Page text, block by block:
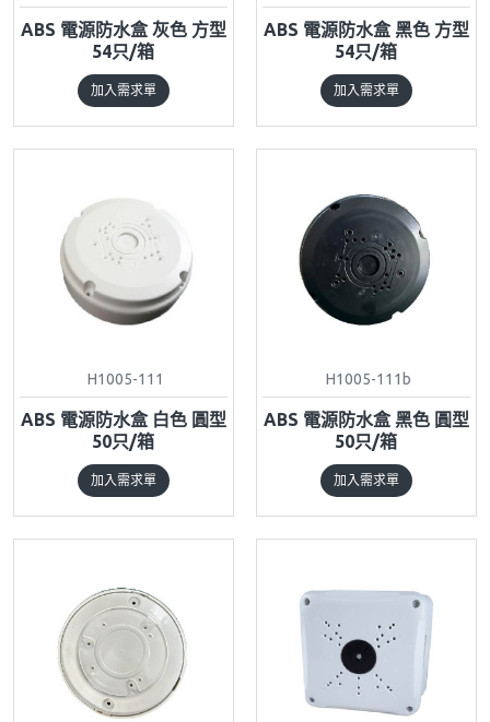
ABS 電源防水盒 灰色 方型
54只/箱
加入需求單
ABS 電源防水盒 黑色 方型
54只/箱
加入需求單
H1005-111
ABS 電源防水盒 白色 圓型
50只/箱
加入需求單
H1005-111b
ABS 電源防水盒 黑色 圓型
50只/箱
加入需求單